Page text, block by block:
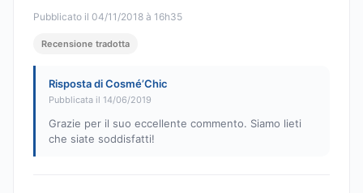
Pubblicato il 04/11/2018 à 16h35
Recensione tradotta
Risposta di Cosmé’Chic
Pubblicata il 14/06/2019
Grazie per il suo eccellente commento. Siamo lieti
che siate soddisfatti!